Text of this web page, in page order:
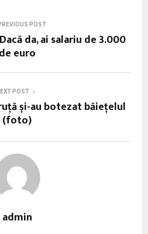
POST
da, ai salariu de 3.000
de euro
POST
și-au botezat băiețelul
(foto)
admin